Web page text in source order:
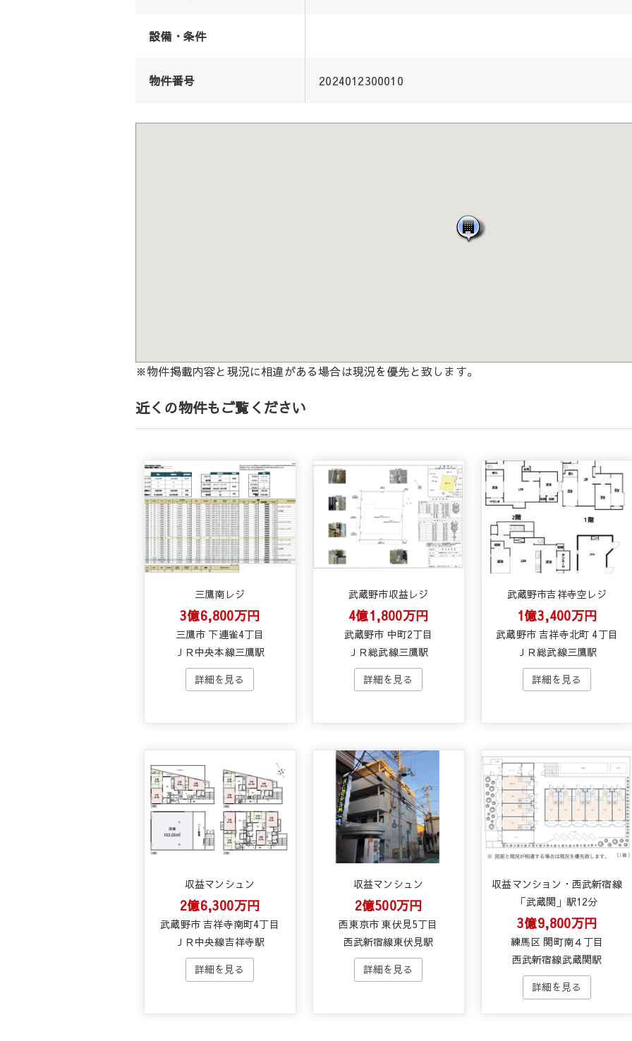
設備・条件
物件番号 2024012300010
※物件掲載内容と現況に相違がある場合は現況を優先と致します。
近くの物件もご覧ください
三鷹南レジ
3億6,800万円
三鷹市 下連雀4丁目
ＪＲ中央本線三鷹駅
武蔵野市収益レジ
4億1,800万円
武蔵野市 中町2丁目
ＪＲ総武線三鷹駅
武蔵野市吉祥寺空レジ
1億3,400万円
武蔵野市 吉祥寺北町 4丁目
ＪＲ総武線三鷹駅
収益マンシュン
2億6,300万円
武蔵野市 吉祥寺南町4丁目
ＪＲ中央線吉祥寺駅
収益マンシュン
2億500万円
西東京市 東伏見5丁目
西武新宿線東伏見駅
収益マンション・西武新宿線
「武蔵関」駅12分
3億9,800万円
練馬区 関町南４丁目
西武新宿線武蔵関駅